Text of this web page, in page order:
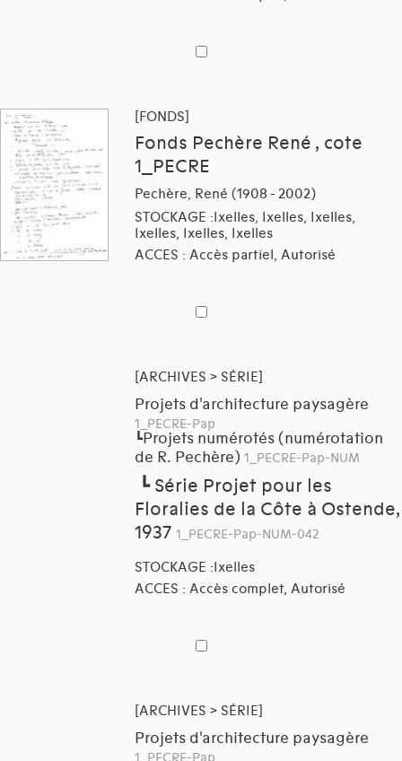
[FONDS]
Fonds Pechère René , cote
1_PECRE
Pechère, René (1908 - 2002)
STOCKAGE :Ixelles, Ixelles, Ixelles,
Ixelles, Ixelles, Ixelles
ACCES : Accès partiel, Autorisé
[ARCHIVES > SÉRIE]
Projets d'architecture paysagère
1_PECRE-Pap
┗Projets numérotés (numérotation
de R. Pechère) 1_PECRE-Pap-NUM
┗ Série Projet pour les
Floralies de la Côte à Ostende,
1937 1_PECRE-Pap-NUM-042
STOCKAGE :Ixelles
ACCES : Accès complet, Autorisé
[ARCHIVES > SÉRIE]
Projets d'architecture paysagère